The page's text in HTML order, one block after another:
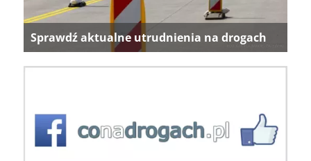
Sprawdź aktualne utrudnienia na drogach